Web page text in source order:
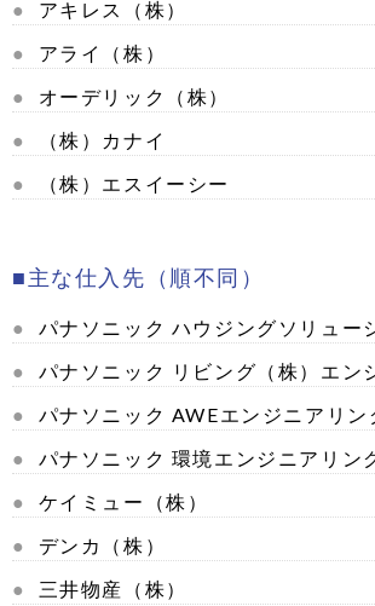
アキレス（株）
アライ（株）
オーデリック（株）
（株）カナイ
（株）エスイーシー
主な仕入先（順不同）
パナソニック ハウジングソリュー
パナソニック リビング（株）エン
パナソニック AWEエンジニアリン
パナソニック 環境エンジニアリン
ケイミュー（株）
デンカ（株）
三井物産（株）